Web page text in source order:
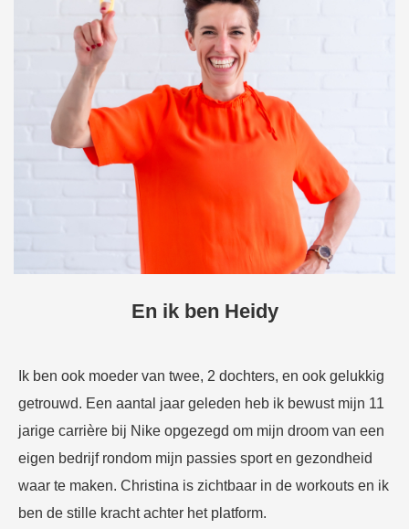
En ik ben Heidy
Ik ben ook moeder van twee, 2 dochters, en ook gelukkig
getrouwd. Een aantal jaar geleden heb ik bewust mijn 11
jarige carrière bij Nike opgezegd om mijn droom van een
eigen bedrijf rondom mijn passies sport en gezondheid
waar te maken. Christina is zichtbaar in de workouts en ik
ben de stille kracht achter het platform.